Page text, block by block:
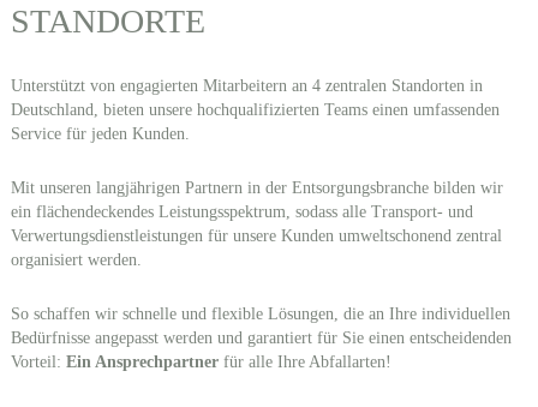
STANDORTE
Unterstützt von engagierten Mitarbeitern an 4 zentralen Standorten in
Deutschland, bieten unsere hochqualifizierten Teams einen umfassenden
Service für jeden Kunden.
Mit unseren langjährigen Partnern in der Entsorgungsbranche bilden wir
ein flächendeckendes Leistungsspektrum, sodass alle Transport- und
Verwertungsdienstleistungen für unsere Kunden umweltschonend zentral
organisiert werden.
So schaffen wir schnelle und flexible Lösungen, die an Ihre individuellen
Bedürfnisse angepasst werden und garantiert für Sie einen entscheidenden
Vorteil: Ein Ansprechpartnerfür alle Ihre Abfallarten!